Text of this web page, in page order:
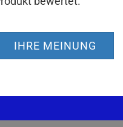
IHRE MEINUNG